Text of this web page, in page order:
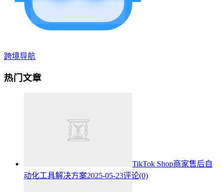
跨境导航
热门文章
TikTok Shop商家售后自
动化工具解决方案2025-05-23评论(0)